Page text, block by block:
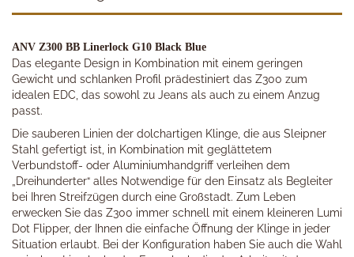
ANV Z300 BB Linerlock G10 Black Blue
Das elegante Design in Kombination mit einem geringen
Gewicht und schlanken Profil prädestiniert das Z300 zum
idealen EDC, das sowohl zu Jeans als auch zu einem Anzug
passt.
Die sauberen Linien der dolchartigen Klinge, die aus Sleipner
Stahl gefertigt ist, in Kombination mit geglättetem
Verbundstoff- oder Aluminiumhandgriff verleihen dem
„Dreihunderter“ alles Notwendige für den Einsatz als Begleiter
bei Ihren Streifzügen durch eine Großstadt. Zum Leben
erwecken Sie das Z300 immer schnell mit einem kleineren Lumi
Dot Flipper, der Ihnen die einfache Öffnung der Klinge in jeder
Situation erlaubt. Bei der Konfiguration haben Sie auch die Wahl